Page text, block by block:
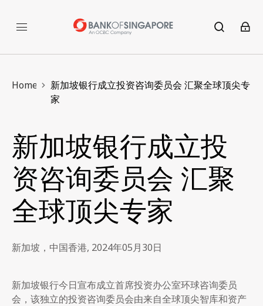
Home
新加坡银行成立投资咨询委员会 汇聚全球顶尖专
家
新加坡银行成立投
资咨询委员会 汇聚
全球顶尖专家
新加坡，中国香港, 2024年05月30日
新加坡银行今日宣布成立首席投资办公室环球咨询委员
会，该独立的投资咨询委员会由来自全球顶尖智库和资产